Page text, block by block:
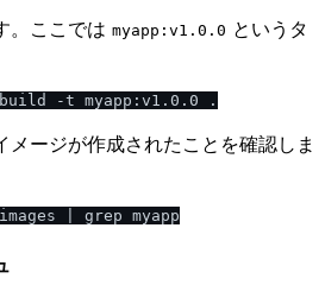
。ここでは myapp:v1.0.0 というタ
メージが作成されたことを確認しま